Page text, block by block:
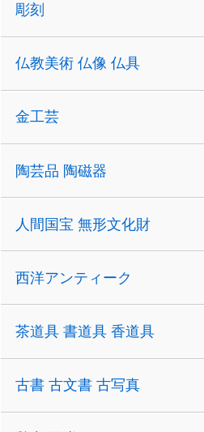
彫刻
仏教美術 仏像 仏具
金工芸
陶芸品 陶磁器
人間国宝 無形文化財
西洋アンティーク
茶道具 書道具 香道具
古書 古文書 古写真